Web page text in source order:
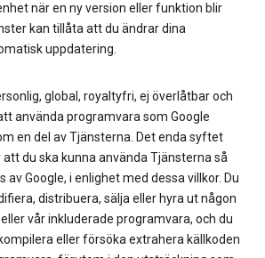
när en ny version eller funktion blir
kan tillåta att du ändrar dina
uppdatering.
global, royaltyfri, ej överlåtbar och
använda programvara som Google
en del av Tjänsterna. Det enda syftet
du ska kunna använda Tjänsterna så
av Google, i enlighet med dessa villkor. Du
distribuera, sälja eller hyra ut någon
vår inkluderade programvara, och du
eller försöka extrahera källkoden